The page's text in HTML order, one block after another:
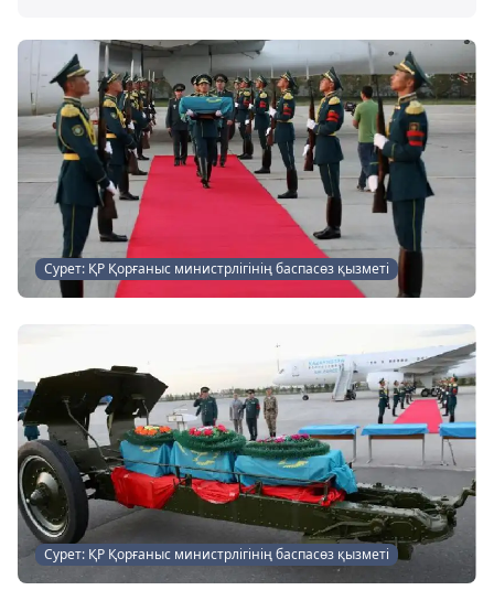
Сурет: ҚР Қорғаныс министрлігінің баспасөз қызметі
Сурет: ҚР Қорғаныс министрлігінің баспасөз қызметі